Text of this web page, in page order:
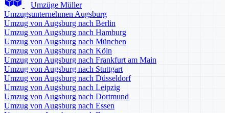
Umzüge Müller
Umzugsunternehmen Augsburg
Umzug von Augsburg nach Berlin
Umzug von Augsburg nach Hamburg
Umzug von Augsburg nach München
Umzug von Augsburg nach Köln
Umzug von Augsburg nach Frankfurt am Main
Umzug von Augsburg nach Stuttgart
Umzug von Augsburg nach Düsseldorf
Umzug von Augsburg nach Leipzig
Umzug von Augsburg nach Dortmund
Umzug von Augsburg nach Essen